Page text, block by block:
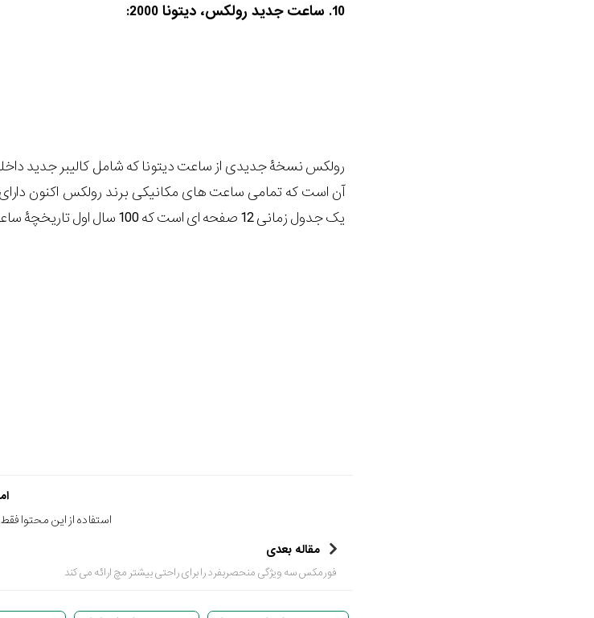
10. ساعت جدید رولکس، دیتونا 2000:
آن است که تمامی ساعت های مکانیکی برند رولکس اکنون
یک جدول زمانی 12 صفحه ای است که 100 سال اول تاریخچۀ ساعت ها را بررسی می کند.
استفاده از این محتوا
مقاله بعدی
فورمکس سه ویژگی منحصربفرد را برای راحتی بیشتر مچ ارائه می کند